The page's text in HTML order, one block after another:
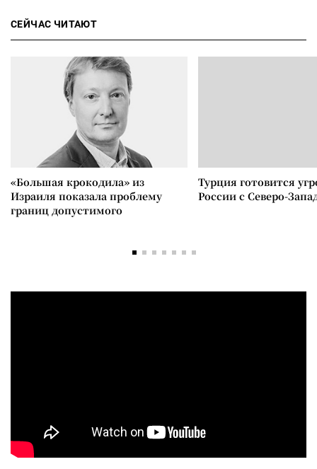
СЕЙЧАС ЧИТАЮТ
«Большая крокодила» из
Израиля показала проблему
границ допустимого
Турция готовится
России с Северо-